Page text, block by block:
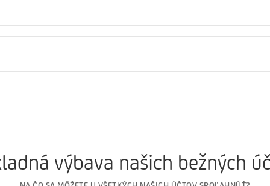
výbava našich bežných